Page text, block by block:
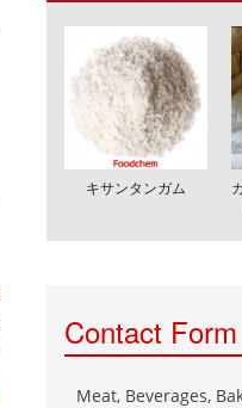
キサンタンガム